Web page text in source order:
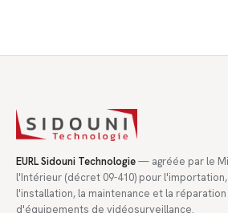
EURL Sidouni Technologie— agréée par le
l'Intérieur (décret 09-410) pour
l'installation, la maintenance et la réparation
d'équipements de vidéosurveillance.